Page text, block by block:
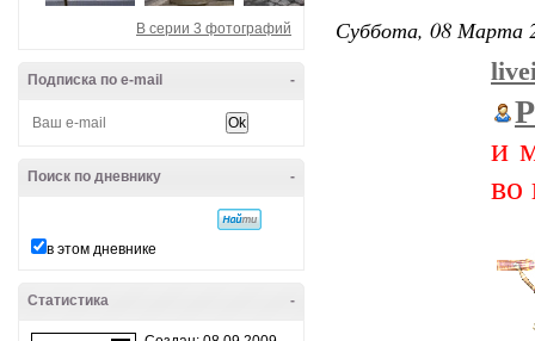
В серии 3 фотографий
-
Подписка по e-mail
-
Поиск по дневнику
в этом дневнике
-
Статистика
Суббота, 08 Марта
и
во